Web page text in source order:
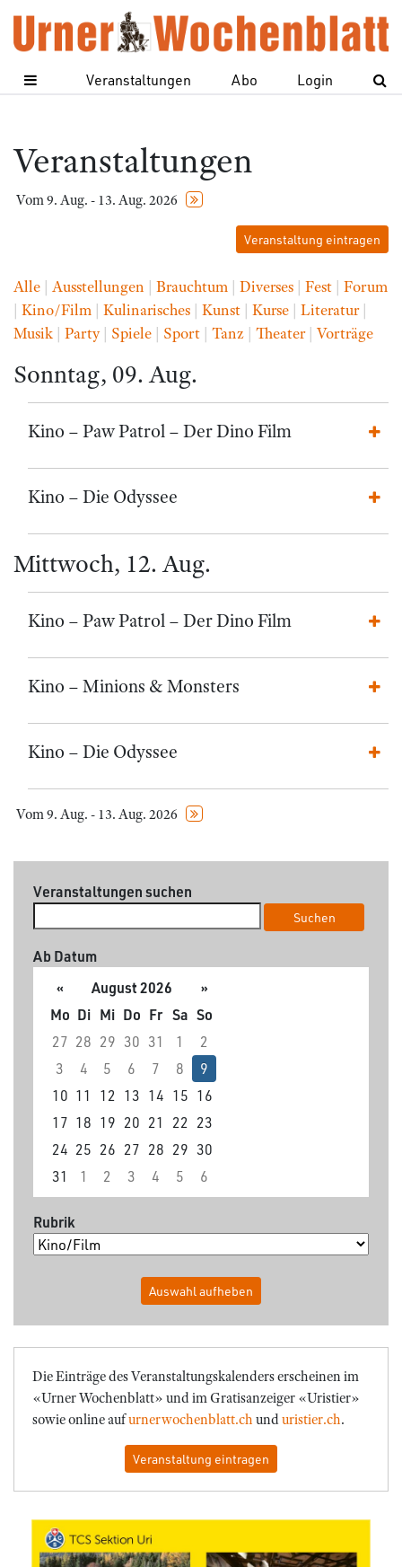
Veranstaltungen Abo Login
Veranstaltungen
Vom 9. Aug. - 13. Aug. 2026
Veranstaltung eintragen
Alle | Ausstellungen | Brauchtum | Diverses | Fest | Forum
| Kino/Film | Kulinarisches | Kunst | Kurse | Literatur|
Musik | Party| Spiele | Sport | Tanz | Theater| Vorträge
Sonntag, 09. Aug.
Kino – Paw Patrol – Der Dino Film
Kino – Die Odyssee
Mittwoch, 12. Aug.
Kino – Paw Patrol – Der Dino Film
Kino – Minions & Monsters
Kino – Die Odyssee
Vom 9. Aug. - 13. Aug. 2026
Veranstaltungen suchen
Suchen
Ab Datum
«
August 2026
»
Mo Di Mi Do Fr Sa So
27 28 29 30 31 1
2
3
4 5 6 7 8
9
10 11 12 13 14 15 16
17 18 19 20 21 22 23
24 25 26 27 28 29 30
31
1 2 3 4 5 6
Rubrik
Auswahl aufheben
Die Einträge des Veranstaltungskalenders erscheinen im
«Urner Wochenblatt» und im Gratisanzeiger «Uristier»
sowie online aufurnerwochenblatt.ch unduristier.ch.
Veranstaltung eintragen